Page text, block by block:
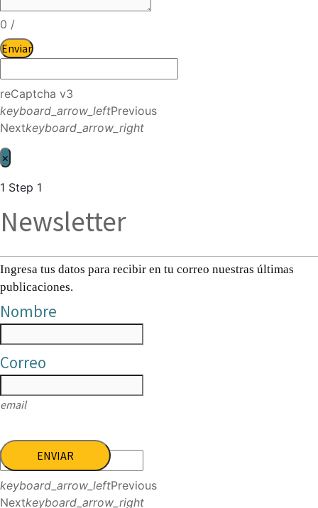
0 /
Enviar
reCaptcha v3
keyboard_arrow_leftPrevious
Nextkeyboard_arrow_right
×
1 Step 1
Newsletter
Ingresa tus datos para recibir en tu correo nuestras últimas
publicaciones.
Nombre
Correo
email
ENVIAR
keyboard_arrow_leftPrevious
Nextkeyboard_arrow_right